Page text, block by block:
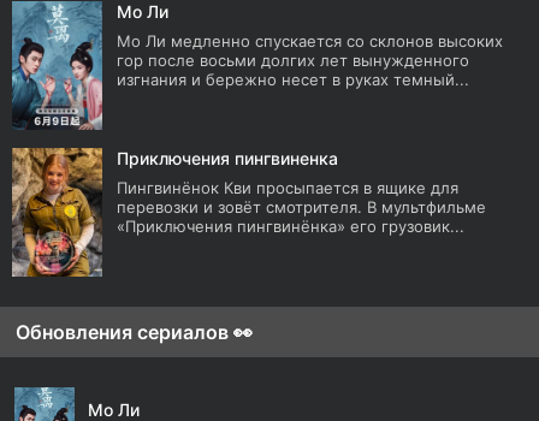
Мо Ли
Мо Ли медленно спускается со склонов высоких
гор после восьми долгих лет вынужденного
изгнания и бережно несет в руках темный...
Приключения пингвиненка
Пингвинёнок Кви просыпается в ящике для
перевозки и зовёт смотрителя. В мультфильме
«Приключения пингвинёнка» его грузовик...
Обновления сериалов 👀
Мо Ли